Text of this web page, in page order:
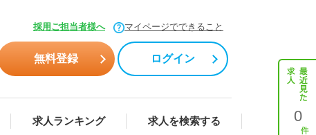
採用ご担当者様へ マイページでできること
無料登録 ログイン
求人ランキング 求人を検索する 0